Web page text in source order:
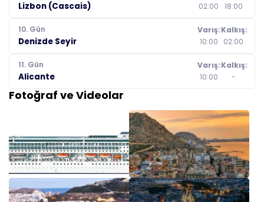
Lizbon (Cascais)
02:00
18:00
10. Gün
Denizde Seyir
Varış:
10:00
Kalkış:
02:00
11. Gün
Alicante
Varış:
10:00
Kalkış:
-
Fotoğraf ve Videolar